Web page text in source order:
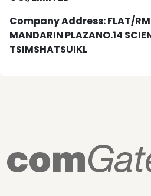
Company Address: FLAT/RM
MANDARIN PLAZANO.14
TSIMSHATSUIKL